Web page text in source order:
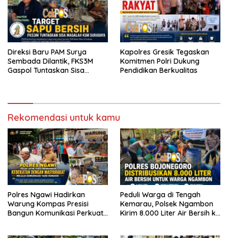
Direksi Baru PAM Surya
Sembada Dilantik, FKS3M
Gaspol Tuntaskan Sisa
Kapolres Gresik Tegaskan
Komitmen Polri Dukung
Pendidikan Berkualitas
Rekomendasi untuk kamu
Polres Ngawi Hadirkan
Warung Kompas Presisi
Bangun Komunikasi Perkuat
Peduli Warga di Tengah
Kemarau, Polsek Ngambon
Kirim 8.000 Liter Air Bersih ke